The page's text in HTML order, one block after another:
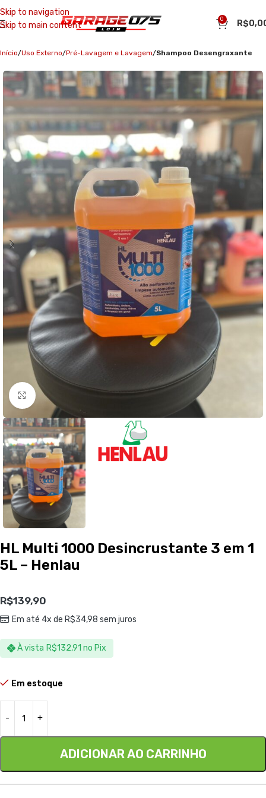
Skip to navigation
Skip to main content
0 R$
Início Uso Externo Pré-Lavagem e Lavagem Shampoo Desengraxante
Clique para ampliar
HL Multi 1000 Desincrustante 3 em 1
5L – Henlau
R$139,90
Em até 4x de R$34,98 sem juros
À vista R$132,91 no Pix
Em estoque
ADICIONAR AO CARRINHO